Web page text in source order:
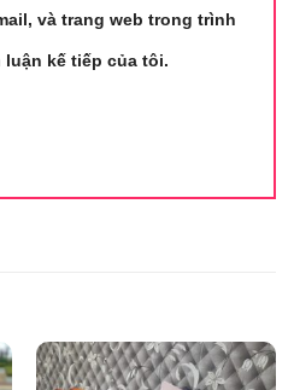
và trang web trong trình
kế tiếp của tôi.